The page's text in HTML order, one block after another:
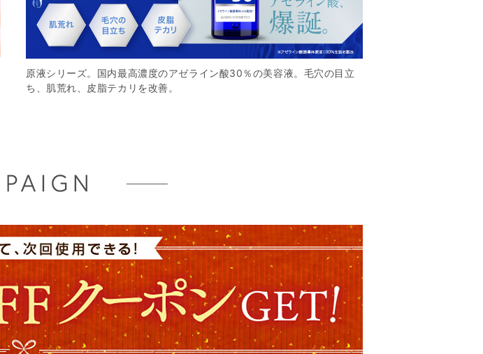
原液シリーズ。国内最高濃度のアゼライン酸30％の美容液。毛穴の目立
ち、肌荒れ、皮脂テカリを改善。